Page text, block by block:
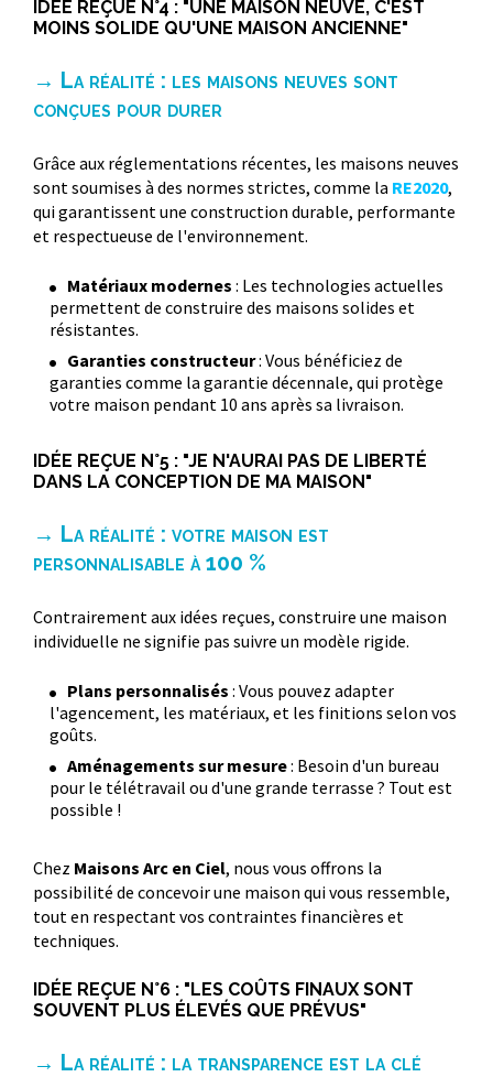
IDÉE REÇUE N°4 : "UNE MAISON NEUVE, C'EST
MOINS SOLIDE QU'UNE MAISON ANCIENNE"
→ La réalité : les maisons neuves sont
conçues pour durer
Grâce aux réglementations récentes, les maisons neuves
sont soumises à des normes strictes, comme la RE2020,
qui garantissent une construction durable, performante
et respectueuse de l'environnement.
Matériaux modernes : Les technologies actuelles
permettent de construire des maisons solides et
résistantes.
Garanties constructeur: Vous bénéficiez de
garanties comme la garantie décennale, qui protège
votre maison pendant 10 ans après sa livraison.
IDÉE REÇUE N°5 : "JE N'AURAI PAS DE LIBERTÉ
DANS LA CONCEPTION DE MA MAISON"
→ La réalité : votre maison est
personnalisable à 100 %
Contrairement aux idées reçues, construire une maison
individuelle ne signifie pas suivre un modèle rigide.
Plans personnalisés : Vous pouvez adapter
l'agencement, les matériaux, et les finitions selon vos
goûts.
Aménagements sur mesure: Besoin d'un bureau
pour le télétravail ou d'une grande terrasse ? Tout est
possible !
Chez Maisons Arc en Ciel, nous vous offrons la
possibilité de concevoir une maison qui vous ressemble,
tout en respectant vos contraintes financières et
techniques.
IDÉE REÇUE N°6 : "LES COÛTS FINAUX SONT
SOUVENT PLUS ÉLEVÉS QUE PRÉVUS"
→ La réalité : la transparence est la clé